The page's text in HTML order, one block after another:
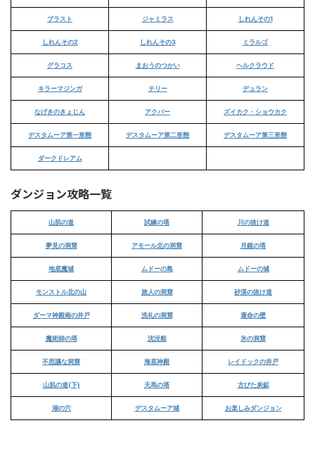
ブラスト ジャミラス しれんその1
しれんその2 しれんその3 ミラルゴ
グラコス まおうのつかい ヘルクラウド
キラーマジンガ テリー デュラン
なげきのきょじん アクバー ズイカク・ショウカク
デスタムーア第一形態 デスタムーア第二形態 デスタムーア第三形態
ダークドレアム
ダンジョン攻略一覧
山肌の道 試練の塔 川の抜け道
夢見の洞窟 アモール北の洞窟 月鏡の塔
地底魔城 ムドーの島 ムドーの城
モンストル北の山 旅人の洞窟 砂漠の抜け道
ダーマ神殿南の井戸 洗礼の洞窟 運命の壁
魔術師の塔 沈没船 氷の洞窟
不思議な洞窟 海底神殿 レイドックの井戸
山肌の道(下) 天馬の塔 古びた炭鉱
湖の穴 デスタムーア城 お楽しみダンジョン